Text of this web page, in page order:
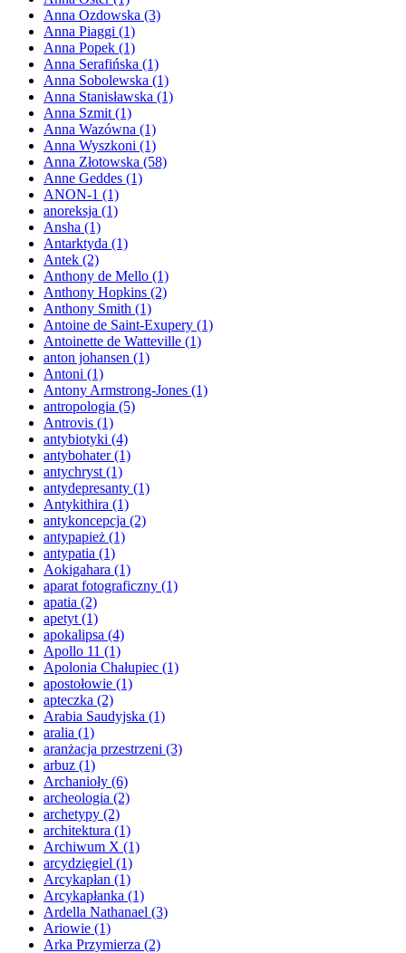
Anna Ozdowska (3)
Anna Piaggi (1)
Anna Popek (1)
Anna Serafińska (1)
Anna Sobolewska (1)
Anna Stanisławska (1)
Anna Szmit (1)
Anna Wazówna (1)
Anna Wyszkoni (1)
Anna Złotowska (58)
Anne Geddes (1)
ANON-1 (1)
anoreksja (1)
Ansha (1)
Antarktyda (1)
Antek (2)
Anthony de Mello (1)
Anthony Hopkins (2)
Anthony Smith (1)
Antoine de Saint-Exupery (1)
Antoinette de Watteville (1)
anton johansen (1)
Antoni (1)
Antony Armstrong-Jones (1)
antropologia (5)
Antrovis (1)
antybiotyki (4)
antybohater(1)
antychryst (1)
antydepresanty (1)
Antykithira (1)
antykoncepcja (2)
antypapież (1)
antypatia (1)
Aokigahara (1)
aparat fotograficzny (1)
apatia (2)
apetyt (1)
apokalipsa (4)
Apollo 11 (1)
Apolonia Chałupiec (1)
apostołowie (1)
apteczka (2)
Arabia Saudyjska (1)
aralia (1)
aranżacja przestrzeni (3)
arbuz (1)
Archanioły (6)
archeologia (2)
archetypy (2)
architektura (1)
Archiwum X (1)
arcydzięgiel (1)
Arcykapłan (1)
Arcykapłanka (1)
Ardella Nathanael (3)
Ariowie (1)
Arka Przymierza (2)